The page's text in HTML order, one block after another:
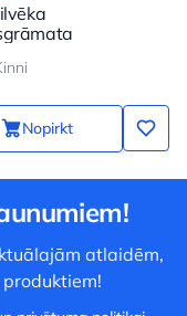
Nopirkt
atlaidēm,